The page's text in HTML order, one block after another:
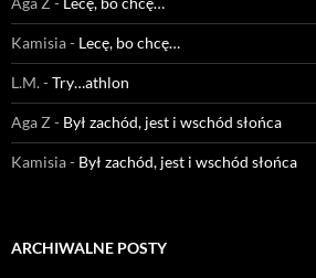
Kamisia- Lecę, bo chcę…
L.M.-Try…athlon
Aga Z- Był zachód, jest i wschód słońca
Kamisia- Był zachód, jest i wschód słońca
ARCHIWALNE POSTY